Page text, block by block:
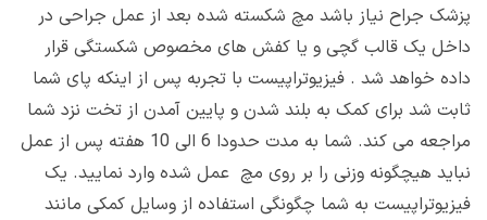
پزشک جراح نیاز باشد مچ شکسته شده بعد از عمل جراحی در
داخل یک قالب گچی و یا کفش های مخصوص شکستگی قرار
داده خواهد شد . فیزیوتراپیست با تجربه پس از اینکه پای شما
ثابت شد برای کمک به بلند شدن و پایین آمدن از تخت نزد شما
مراجعه می کند. شما به مدت حدودا 6 الی 10 هفته پس از عمل
نباید هیچگونه وزنی را بر روی مچ عمل شده وارد نمایید. یک
فیزیوتراپیست به شما چگونگی استفاده از وسایل کمکی مانند